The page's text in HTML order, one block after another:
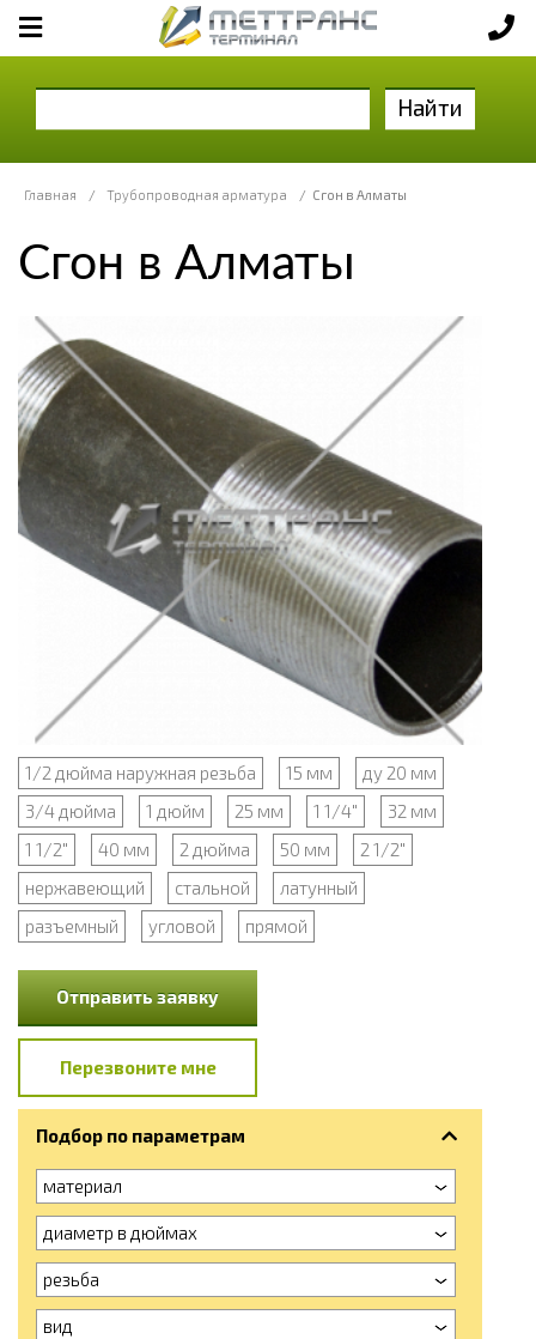
Найти
Главная / Трубопроводная арматура / Сгон в Алматы
Сгон в Алматы
1/2 дюйма наружная резьба 15 мм
ду 20 мм
3/4 дюйма
1 дюйм 25 мм 1 1/4"
32 мм
1 1/2"
40 мм 2 дюйма 50 мм
2 1/2"
нержавеющий
стальной
латунный
разъемный
угловой прямой
Отправить заявку
Перезвоните мне
Подбор по параметрам
материал
диаметр в дюймах
резьба
вид